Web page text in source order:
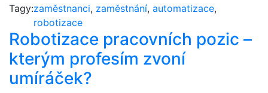
Tagy:zaměstnanci, zaměstnání, automatizace,
robotizace
Robotizace pracovních pozic –
kterým profesím zvoní
umíráček?